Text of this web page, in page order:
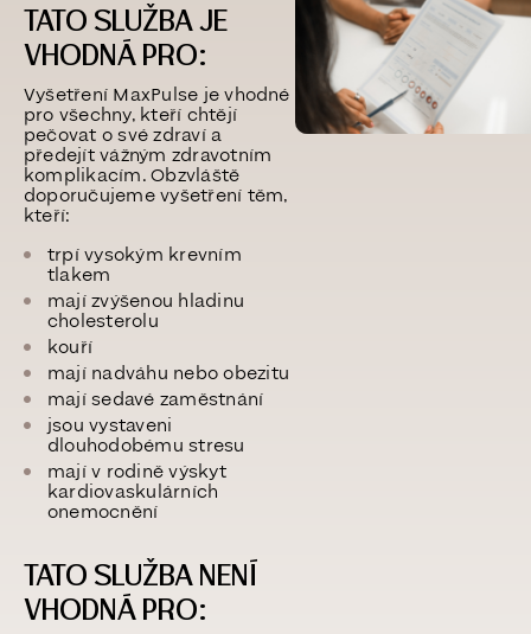
TATO SLUŽBA JE
VHODNÁ PRO:
Vyšetření MaxPulse je vhodné
pro všechny, kteří chtějí
pečovat o své zdraví a
předejít vážným zdravotním
komplikacím. Obzvláště
doporučujeme vyšetření těm,
kteří:
trpí vysokým krevním
tlakem
mají zvýšenou hladinu
cholesterolu
kouří
mají nadváhu nebo obezitu
mají sedavé zaměstnání
jsou vystaveni
dlouhodobému stresu
mají v rodině výskyt
kardiovaskulárních
onemocnění
TATO SLUŽBA NENÍ
VHODNÁ PRO: